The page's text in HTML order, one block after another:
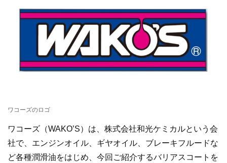
ワコーズのロゴ
ワコーズ（WAKO’S）は、株式会社和光ケミカルという会
社で、エンジンオイル、ギヤオイル、ブレーキフルードな
ど各種潤滑油をはじめ、今回ご紹介するバリアスコートを